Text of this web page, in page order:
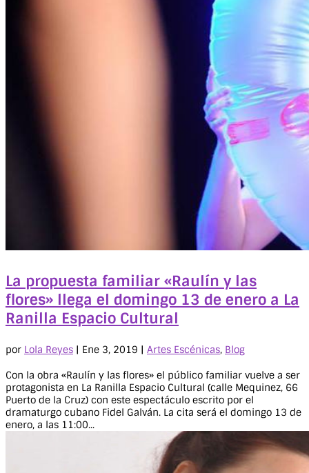
La propuesta familiar «Raulín y las
flores» llega el domingo 13 de enero a La
Ranilla Espacio Cultural
por Lola Reyes | Ene 3, 2019 | Artes Escénicas, Blog
Con la obra «Raulín y las flores» el público familiar vuelve a ser
protagonista en La Ranilla Espacio Cultural (calle Mequinez, 66
Puerto de la Cruz) con este espectáculo escrito por el
dramaturgo cubano Fidel Galván. La cita será el domingo 13 de
enero, a las 11:00...